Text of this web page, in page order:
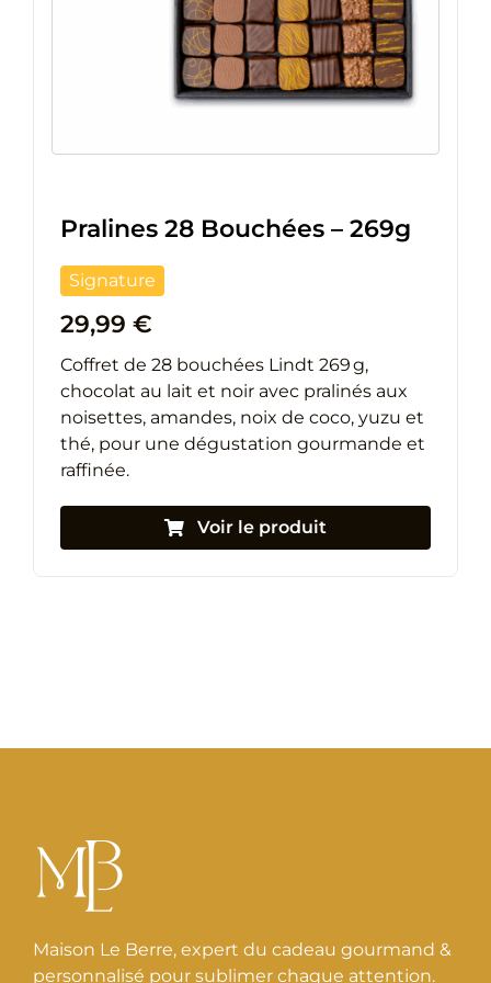
Pralines 28 Bouchées – 269g
Signature
29,99 €
Coffret de 28 bouchées Lindt 269 g,
chocolat au lait et noir avec pralinés aux
noisettes, amandes, noix de coco, yuzu et
thé, pour une dégustation gourmande et
raffinée.
Voir le produit
Maison Le Berre, expert du cadeau gourmand &
personnalisé pour sublimer chaque attention.